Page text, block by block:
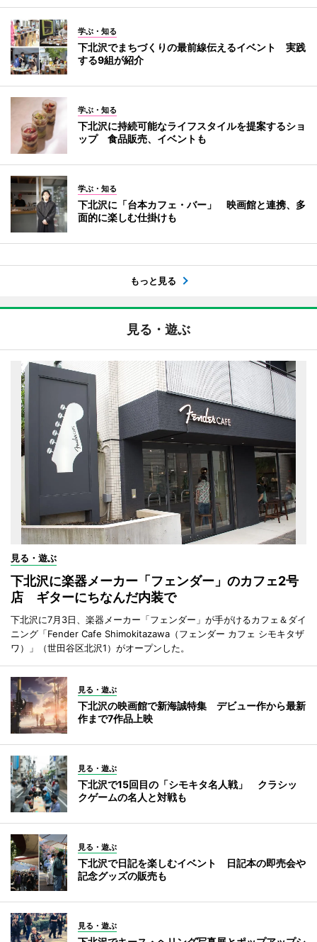
学ぶ・知る
下北沢でまちづくりの最前線伝えるイベント 実践
する9組が紹介
学ぶ・知る
下北沢に持続可能なライフスタイルを提案するショ
ップ 食品販売、イベントも
学ぶ・知る
下北沢に「台本カフェ・バー」 映画館と連携、多
面的に楽しむ仕掛けも
もっと見る
見る・遊ぶ
見る・遊ぶ
下北沢に楽器メーカー「フェンダー」のカフェ2号
店 ギターにちなんだ内装で
下北沢に7月3日、楽器メーカー「フェンダー」が手がけるカフェ＆ダイ
ニング「Fender Cafe Shimokitazawa（フェンダー カフェ シモキタザ
ワ）」（世田谷区北沢1）がオープンした。
見る・遊ぶ
下北沢の映画館で新海誠特集 デビュー作から最新
作まで7作品上映
見る・遊ぶ
下北沢で15回目の「シモキタ名人戦」 クラシッ
クゲームの名人と対戦も
見る・遊ぶ
下北沢で日記を楽しむイベント 日記本の即売会や
記念グッズの販売も
見る・遊ぶ